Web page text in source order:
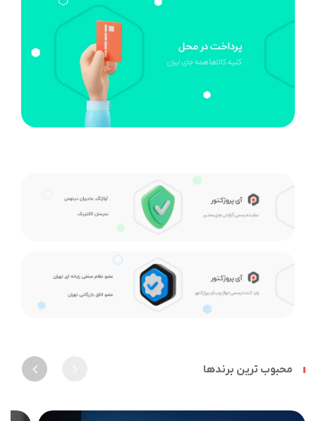
محبوب ترین برندها